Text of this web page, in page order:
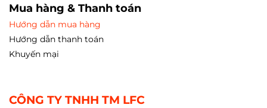
Mua hàng & Thanh toán
Hướng dẫn mua hàng
Hướng dẫn thanh toán
Khuyến mại
CÔNG TY TNHH TM LFC